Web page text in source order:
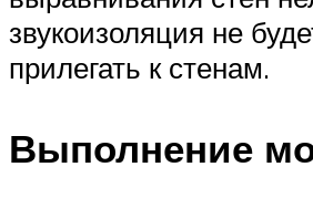
звукоизоляция не
прилегать к стенам.
Выполнение